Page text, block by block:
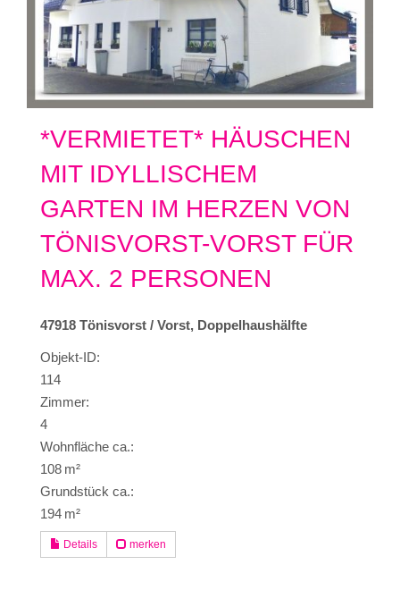
*VERMIETET* HÄUSCHEN
MIT IDYLLISCHEM
GARTEN IM HERZEN VON
TÖNISVORST-VORST FÜR
MAX. 2 PERSONEN
47918 Tönisvorst / Vorst, Doppelhaushälfte
Objekt-ID:
114
Zimmer:
4
Wohnfläche ca.:
108 m²
Grund­stück ca.:
194 m²
Details merken